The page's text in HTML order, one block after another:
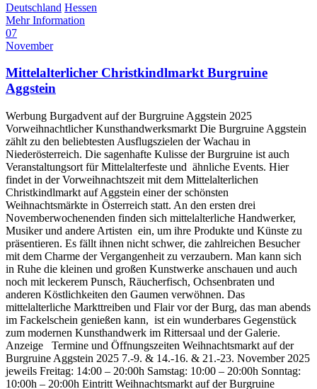
Deutschland Hessen
Mehr Information
07
November
Mittelalterlicher Christkindlmarkt Burgruine
Aggstein
Werbung Burgadvent auf der Burgruine Aggstein 2025
Vorweihnachtlicher Kunsthandwerksmarkt Die Burgruine Aggstein
zählt zu den beliebtesten Ausflugszielen der Wachau in
Niederösterreich. Die sagenhafte Kulisse der Burgruine ist auch
Veranstaltungsort für Mittelalterfeste und ähnliche Events. Hier
findet in der Vorweihnachtszeit mit dem Mittelalterlichen
Christkindlmarkt auf Aggstein einer der schönsten
Weihnachtsmärkte in Österreich statt. An den ersten drei
Novemberwochenenden finden sich mittelalterliche Handwerker,
Musiker und andere Artisten ein, um ihre Produkte und Künste zu
präsentieren. Es fällt ihnen nicht schwer, die zahlreichen Besucher
mit dem Charme der Vergangenheit zu verzaubern. Man kann sich
in Ruhe die kleinen und großen Kunstwerke anschauen und auch
noch mit leckerem Punsch, Räucherfisch, Ochsenbraten und
anderen Köstlichkeiten den Gaumen verwöhnen. Das
mittelalterliche Markttreiben und Flair vor der Burg, das man abends
im Fackelschein genießen kann, ist ein wunderbares Gegenstück
zum modernen Kunsthandwerk im Rittersaal und der Galerie.
Anzeige Termine und Öffnungszeiten Weihnachtsmarkt auf der
Burgruine Aggstein 2025 7.-9. & 14.-16. & 21.-23. November 2025
jeweils Freitag: 14:00 – 20:00h Samstag: 10:00 – 20:00h Sonntag:
10:00h – 20:00h Eintritt Weihnachtsmarkt auf der Burgruine